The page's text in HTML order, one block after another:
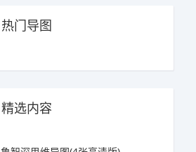
热门导图
精选内容